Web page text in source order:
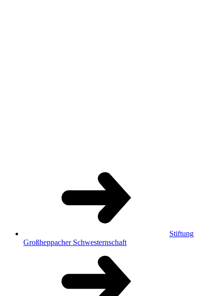
Stiftung
Großheppacher Schwesternschaft